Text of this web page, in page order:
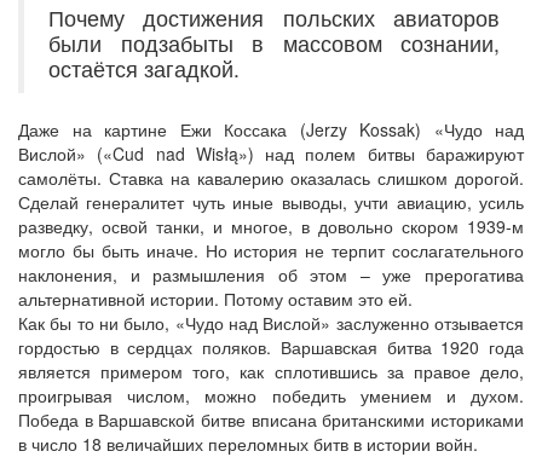
Почему достижения польских авиаторов
были подзабыты в массовом сознании,
остаётся загадкой.
Даже на картине Ежи Коссака (Jerzy Kossak) «Чудо над
Вислой» («Cud nad Wisłą») над полем битвы баражируют
самолёты. Ставка на кавалерию оказалась слишком дорогой.
Сделай генералитет чуть иные выводы, учти авиацию, усиль
разведку, освой танки, и многое, в довольно скором 1939-м
могло бы быть иначе. Но история не терпит сослагательного
наклонения, и размышления об этом – уже прерогатива
альтернативной истории. Потому оставим это ей.
Как бы то ни было, «Чудо над Вислой» заслуженно отзывается
гордостью в сердцах поляков. Варшавская битва 1920 года
является примером того, как сплотившись за правое дело,
проигрывая числом, можно победить умением и духом.
Победа в Варшавской битве вписана британскими историками
в число 18 величайших переломных битв в истории войн.